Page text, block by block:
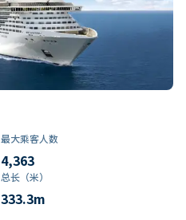
最大乘客人数
4,363
总长（米）
333.3m